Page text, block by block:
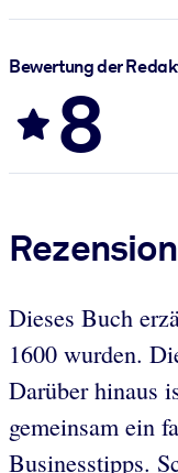
Bewertung der
8
Rezension
Dieses Buch
1600 wurden.
Darüber hinaus
gemeinsam ein
Businesstipps.